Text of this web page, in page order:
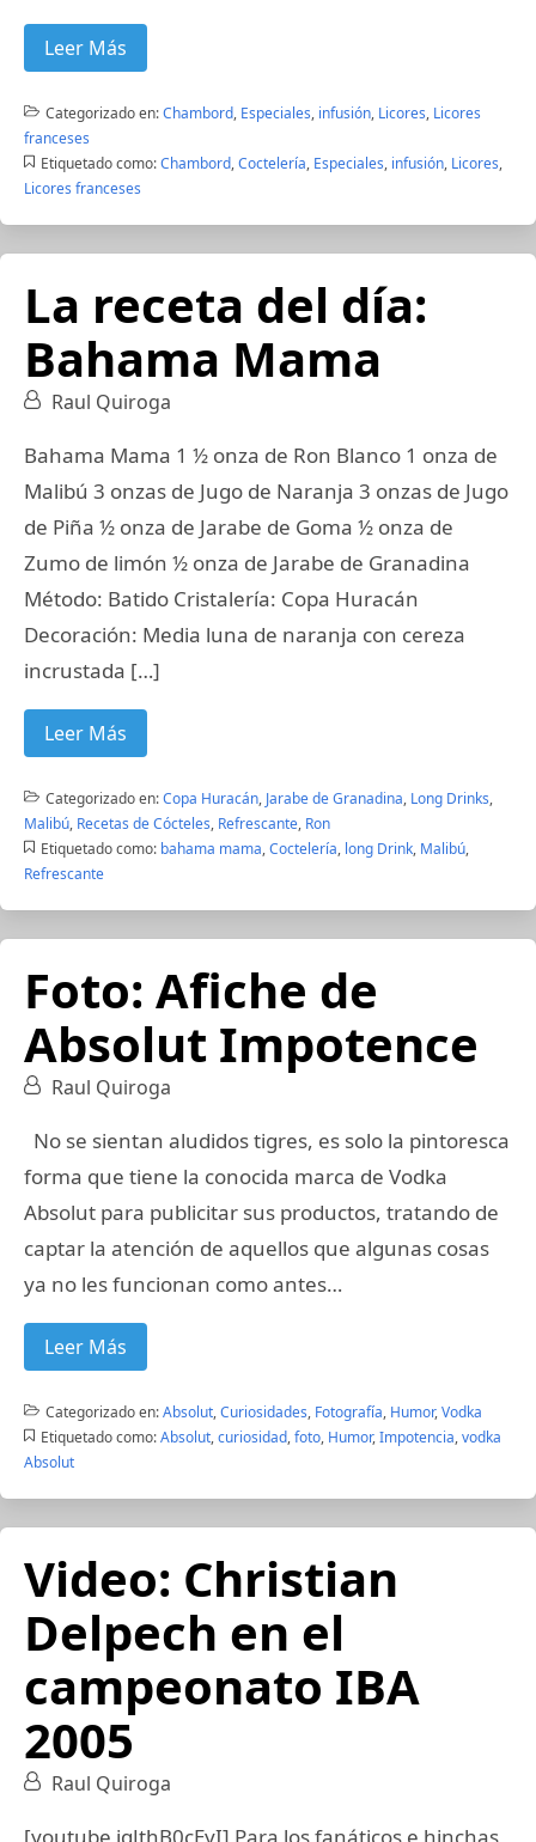
Leer Más
Categorizado en:Chambord, Especiales, infusión, Licores, Licores
franceses
Etiquetado como: Chambord,Coctelería, Especiales, infusión, Licores,
Licores franceses
La receta del día:
Bahama Mama
Raul Quiroga
Bahama Mama 1 ½ onza de Ron Blanco 1 onza de
Malibú 3 onzas de Jugo de Naranja 3 onzas de Jugo
de Piña ½ onza de Jarabe de Goma ½ onza de
Zumo de limón ½ onza de Jarabe de Granadina
Método: Batido Cristalería: Copa Huracán
Decoración: Media luna de naranja con cereza
incrustada […]
Leer Más
Categorizado en:Copa Huracán, Jarabe de Granadina, Long Drinks,
Malibú, Recetas de Cócteles, Refrescante, Ron
Etiquetado como: bahama mama,Coctelería, long Drink, Malibú,
Refrescante
Foto: Afiche de
Absolut Impotence
Raul Quiroga
No se sientan aludidos tigres, es solo la pintoresca
forma que tiene la conocida marca de Vodka
Absolut para publicitar sus productos, tratando de
captar la atención de aquellos que algunas cosas
ya no les funcionan como antes…
Leer Más
Categorizado en:Absolut,Curiosidades, Fotografía, Humor,Vodka
Etiquetado como: Absolut,curiosidad,foto, Humor,Impotencia,vodka
Absolut
Video: Christian
Delpech en el
campeonato IBA
2005
Raul Quiroga